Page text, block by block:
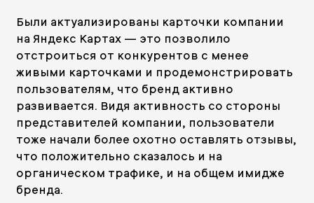
Были актуализированы карточки компании
на Яндекс Картах — это позволило
отстроиться от конкурентов с менее
живыми карточками и продемонстрировать
пользователям, что бренд активно
развивается. Видя активность со стороны
представителей компании, пользователи
тоже начали более охотно оставлять отзывы,
что положительно сказалось и на
органическом трафике, и на общем имидже
бренда.